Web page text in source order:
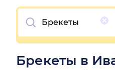
Очистить
Брекеты в